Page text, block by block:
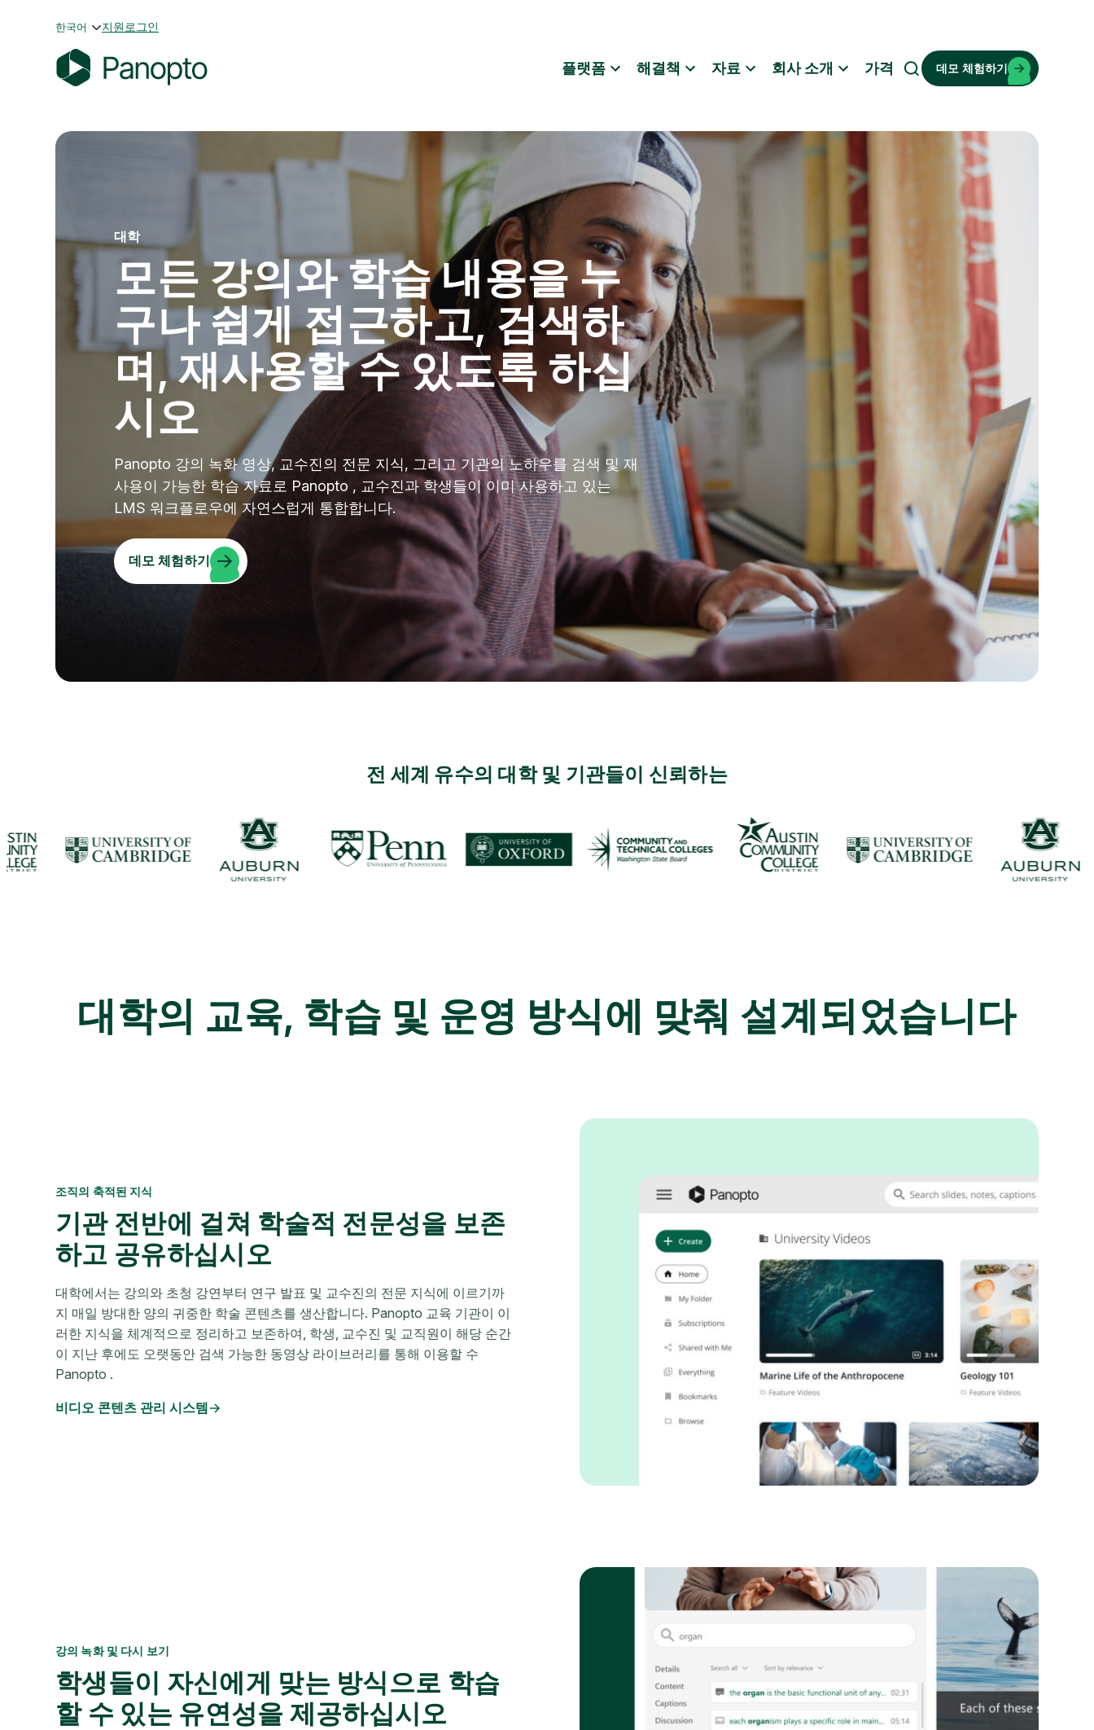
한국어 지원 로그인
n
플랫폼 해결책 자료 회사 소개 가격
검
데모 체험하기
대학
모든 강의와 학습 내용을 누
구나 쉽게 접근하고, 검색하
며, 재사용할 수 있도록 하십
시오
Panopto 강의 녹화 영상, 교수진의 전문 지식, 그리고 기관의 노하우를 검색 및 재
사용이 가능한 학습 자료로 Panopto , 교수진과 학생들이 이미 사용하고 있는
LMS 워크플로우에 자연스럽게 통합합니다.
데모 체험하기
전 세계 유수의 대학 및 기관들이 신뢰하는
대학의 교육, 학습 및 운영 방식에 맞춰 설계되었습니다
조직의 축적된 지식
기관 전반에 걸쳐 학술적 전문성을 보존
하고 공유하십시오
대학에서는 강의와 초청 강연부터 연구 발표 및 교수진의 전문 지식에 이르기까
지 매일 방대한 양의 귀중한 학술 콘텐츠를 생산합니다. Panopto 교육 기관이 이
러한 지식을 체계적으로 정리하고 보존하여, 학생, 교수진 및 교직원이 해당 순간
이 지난 후에도 오랫동안 검색 가능한 동영상 라이브러리를 통해 이용할 수
Panopto .
비디오 콘텐츠 관리 시스템
강의 녹화 및 다시 보기
학생들이 자신에게 맞는 방식으로 학습
할 수 있는 유연성을 제공하십시오